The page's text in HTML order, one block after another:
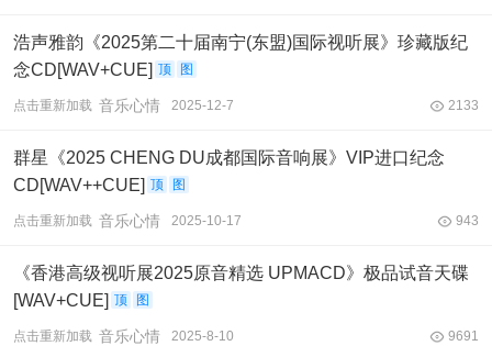
浩声雅韵《2025第二十届南宁(东盟)国际视听展》珍藏版纪
念CD[WAV+CUE] 顶 图
点击重新加载 音乐心情 2025-12-7 2133
群星《2025 CHENG DU成都国际音响展》VIP进口纪念
CD[WAV++CUE] 顶 图
点击重新加载 音乐心情 2025-10-17 943
《香港高级视听展2025原音精选 UPMACD》极品试音天碟
[WAV+CUE] 顶 图
点击重新加载 音乐心情 2025-8-10 9691